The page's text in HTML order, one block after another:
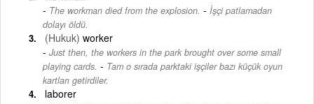
The workman died from the explosion. - İşçi patlamadan
dolayı öldü.
(Hukuk) worker
Just then, the workers in the park brought over some small
playing cards. - Tam o sırada parktaki işçiler bazı küçük oyun
kartları getirdiler.
laborer